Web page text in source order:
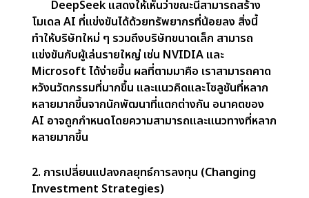
การกระจายอำนาจ:รูปแบบของการใช้จ่ายจำนวนมากกับ
โครงสร้างพื้นฐาน AI นี้อาจถูกท้าทายโดยสตาร์ทอัพอย่าง
DeepSeek ซึ่งกำลังแสดงให้เห็นว่าโมเดล AI สามารถ
พัฒนาได้อย่างมีประสิทธิภาพโดยใช้ทรัพยากรที่น้อยลง
ทำให้การพัฒนา AI มีราคาถูกลงและเข้าถึงได้ง่ายขึ้น การ
เปลี่ยนแปลงนี้สามารถเปลี่ยนวิธีการพัฒนาและปรับขนาด
AI ได้อย่างสิ้นเชิง แทนที่จะมุ่งเน้นเพียงแค่การสร้าง
โครงสร้างพื้นฐานที่ทรงพลังและมีราคาแพงที่สุด บริษัท
ต่าง ๆ อาจเปลี่ยนไปให้ความสำคัญกับโมเดล AI ที่คล่องตัว
ยอำนาจในการพัฒนา AI ในวงกว้างขึ้น โดยผู้เล่นรายเล็กจะ
มีผลกระทบมากขึ้น และความต้องการโครงสร้างพื้นฐาน